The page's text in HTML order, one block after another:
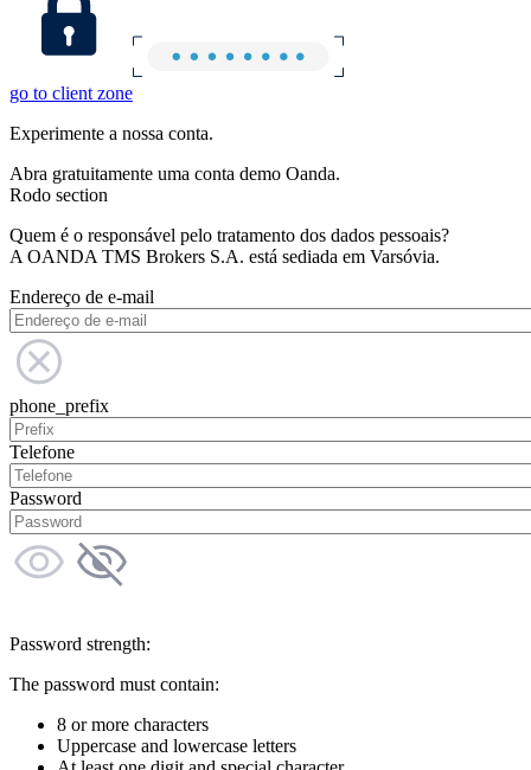
go to client zone
Experimente a nossa conta.
Abra gratuitamente uma conta demo Oanda.
Rodo section
Quem é o responsável pelo tratamento dos dados pessoais?
A OANDA TMS Brokers S.A. está sediada em Varsóvia.
Endereço de e-mail
phone_prefix
Telefone
Password
Password strength:
The password must contain:
8 or more characters
Uppercase and lowercase letters